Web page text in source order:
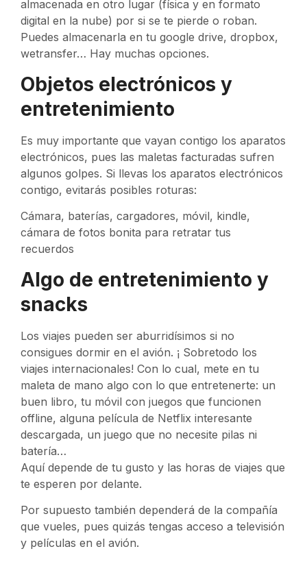
almacenada en otro lugar (física y en formato
digital en la nube) por si se te pierde o roban.
Puedes almacenarla en tu google drive, dropbox,
wetransfer… Hay muchas opciones.
Objetos electrónicos y
entretenimiento
Es muy importante que vayan contigo los aparatos
electrónicos, pues las maletas facturadas sufren
algunos golpes. Si llevas los aparatos electrónicos
contigo, evitarás posibles roturas:
Cámara, baterías, cargadores, móvil, kindle,
cámara de fotos bonita para retratar tus
recuerdos
Algo de entretenimiento y
snacks
Los viajes pueden ser aburridísimos si no
consigues dormir en el avión. ¡ Sobretodo los
viajes internacionales! Con lo cual, mete en tu
maleta de mano algo con lo que entretenerte: un
buen libro, tu móvil con juegos que funcionen
offline, alguna película de Netflix interesante
descargada, un juego que no necesite pilas ni
batería…
Aquí depende de tu gusto y las horas de viajes que
te esperen por delante.
Por supuesto también dependerá de la compañía
que vueles, pues quizás tengas acceso a televisión
y películas en el avión.